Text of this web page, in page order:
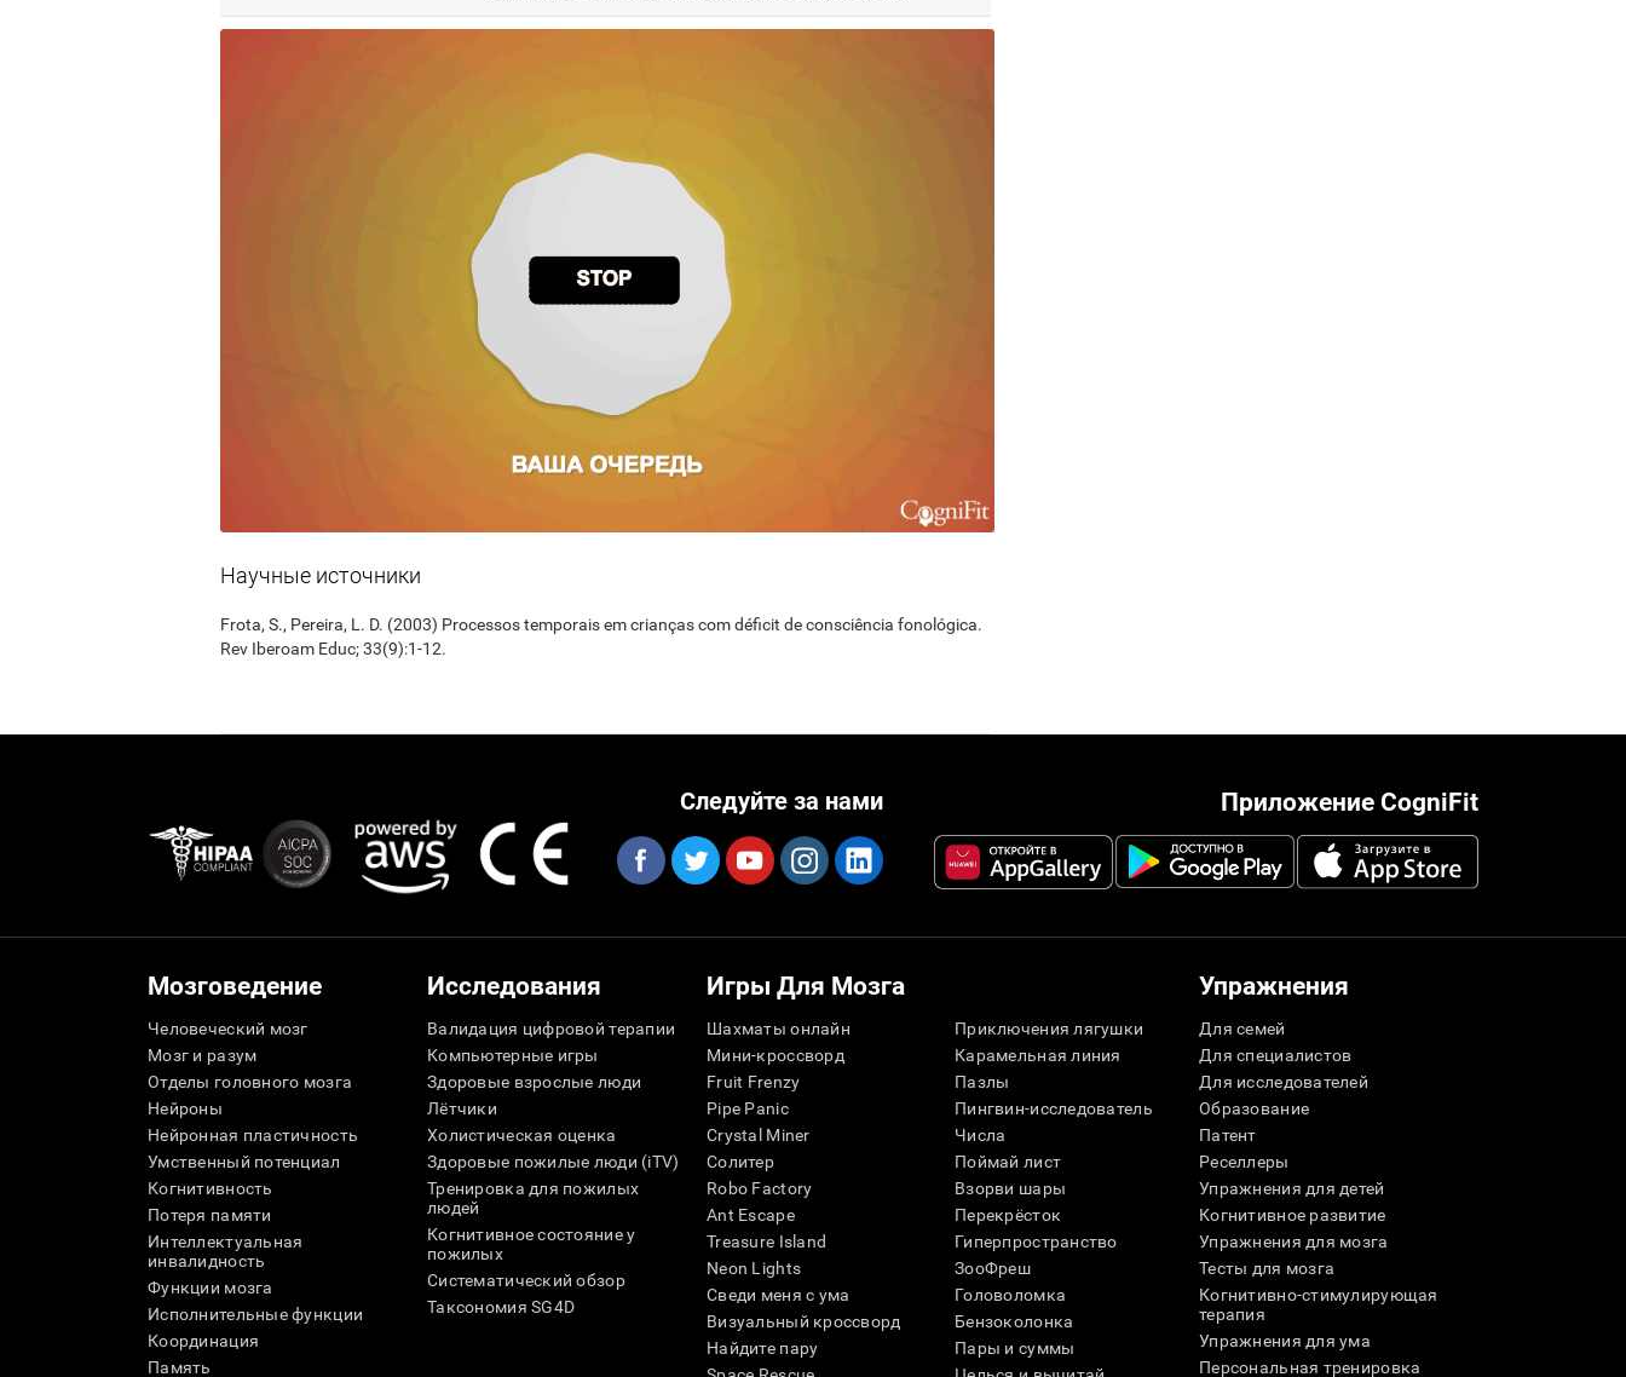
Научные источники
Frota, S., Pereira, L. D. (2003) Processos temporais em crianças com déficit de consciência fonológica.
Rev Iberoam Educ; 33(9):1-12.
Приложение CogniFit
Следуйте за нами
Мозговедение
Человеческий мозг
Мозг и разум
Отделы головного мозга
Нейроны
Нейронная пластичность
Умственный потенциал
Когнитивность
Потеря памяти
Интеллектуальная
инвалидность
Функции мозга
Исполнительные функции
Координация
Память
Исследования
Валидация цифровой терапии
Компьютерные игры
Здоровые взрослые люди
Лётчики
Холистическая оценка
Здоровые пожилые люди (iTV)
Тренировка для пожилых
людей
Когнитивное состояние у
пожилых
Систематический обзор
Таксономия SG4D
Игры Для Мозга
Шахматы онлайн
Мини-кроссворд
Fruit Frenzy
Pipe Panic
Crystal Miner
Солитер
Robo Factory
Ant Escape
Treasure Island
Neon Lights
Сведи меня с ума
Визуальный кроссворд
Найдите пару
Приключения лягушки
Карамельная линия
Пазлы
Пингвин-исследователь
Числа
Поймай лист
Взорви шары
Перекрёсток
Гиперпространство
ЗооФреш
Головоломка
Бензоколонка
Пары и суммы
Упражнения
Для семей
Для специалистов
Для исследователей
Образование
Патент
Реселлеры
Упражнения для детей
Когнитивное развитие
Упражнения для мозга
Тесты для мозга
Когнитивно-стимулирующая
терапия
Упражнения для ума
Персональная тренировка